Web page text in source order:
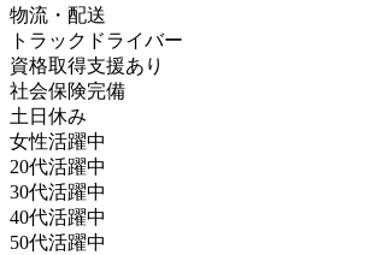
物流・配送
トラックドライバー
資格取得支援あり
社会保険完備
土日休み
女性活躍中
20代活躍中
30代活躍中
40代活躍中
50代活躍中